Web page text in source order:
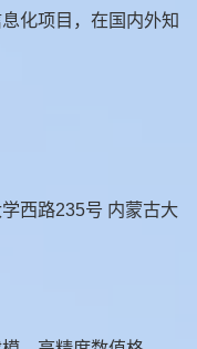
化项目，在国内外知
西路235号 内蒙古大